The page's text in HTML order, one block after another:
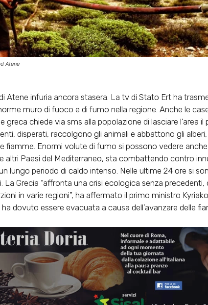
Atene
Atene infuria ancora stasera. La tv di Stato Ert ha
muro di fuoco e di fumo nella regione. Anche le
greca chiede via sms alla popolazione di lasciare l’area
disperati, raccolgono gli animali e abbattono gli
fiamme. Enormi volute di fumo si possono vedere
altri Paesi del Mediterraneo, sta combattendo contro
lungo periodo di caldo intenso. Nelle ultime 24 ore si
La Grecia “affronta una crisi ecologica senza
in varie regioni”, ha affermato il primo ministro
ha dovuto essere evacuata a causa dell’avanzare delle